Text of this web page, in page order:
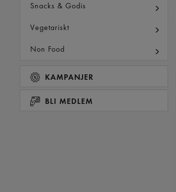
Snacks & Godis
Vegetariskt
Non Food
KAMPANJER
BLI MEDLEM